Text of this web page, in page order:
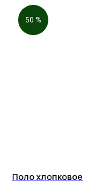
50 %
Поло хлопковое